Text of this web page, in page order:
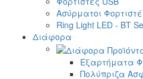
Ασύρματοι
Ring Light LED - BT
Διάφορα
Εξαρτήματα
Πολύπριζα